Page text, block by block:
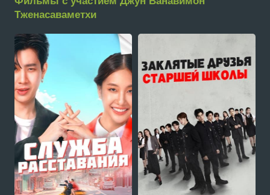
Тженасаваметхи